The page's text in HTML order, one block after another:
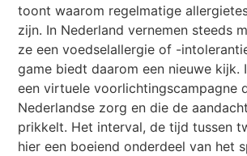
toont waarom regelmatige
zijn. In Nederland vernemen steeds
ze een voedselallergie of -
game biedt daarom een nieuwe kijk.
een virtuele voorlichtingscampagne
Nederlandse zorg en die de
prikkelt. Het interval, de tijd tussen
hier een boeiend onderdeel van het